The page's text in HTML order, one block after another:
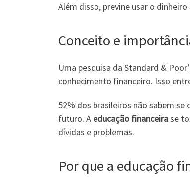
Além disso, previne usar o
Conceito e
Uma pesquisa da Standard &
conhecimento financeiro. Isso
52% dos brasileiros não sabem
futuro. A educação financeirase
dívidas e problemas.
Por que a educação